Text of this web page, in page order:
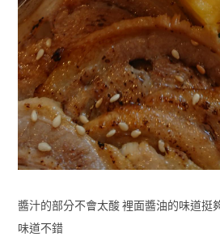
醬汁的部分不會太酸 裡面醬油的味道挺
味道不錯